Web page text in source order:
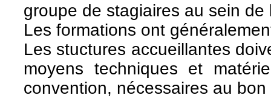
groupe de stagiaires au sein de
Les formations ont
Les stuctures accueillantes
moyens techniques et
convention, nécessaires au